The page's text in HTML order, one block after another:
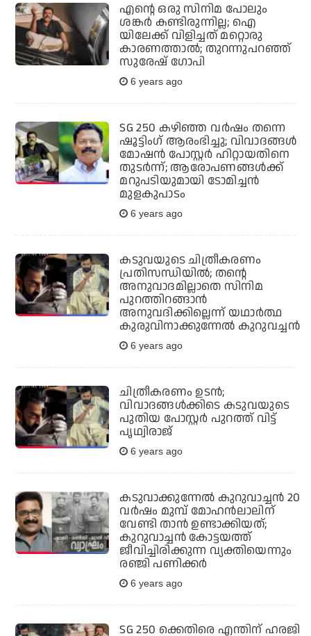
എന്റെ ഒരു സിനിമ പോലും
ശങ്കര്‍ കണ്ടിരുന്നില്ല; ഐ
യിലേക്ക് വിളിച്ചത് മറ്റൊരു
കാരണത്താല്‍; തുറന്നുപറഞ്ഞ്
സുരേഷ് ഗോപി
6 years ago
SG 250 കഴിഞ്ഞ വര്‍ഷം തന്നെ
ഷൂട്ടിംഗ് ആരംഭിച്ചു; വിവാദങ്ങള്‍
മോഷന്‍ പോസ്റ്റര്‍ ഹിറ്റായതിനെ
തുടര്‍ന്ന്; ആരോപണങ്ങള്‍ക്ക്
മറുപടിയുമായി ടോമിച്ചന്‍
മുളകുപാടം
6 years ago
കടുവയുടെ ചിത്രീകരണം
പ്രതിസന്ധിയില്‍; തന്റെ
അനുവാദമില്ലാതെ സിനിമ
പുറത്തിറങ്ങാന്‍
അനുവദിക്കില്ലെന്ന് യഥാര്‍ത്ഥ
കുരുവിനാക്കുന്നേല്‍ കുറുവച്ചന്‍
6 years ago
ചിത്രീകരണം ഉടന്‍;
വിവാദങ്ങള്‍ക്കിടെ കടുവയുടെ
പുതിയ പോസ്റ്റര്‍ പുറത്ത് വിട്ട്
പൃഥ്വിരാജ്
6 years ago
കടുവാക്കുന്നേല്‍ കുറുവാച്ചന്‍ 20
വര്‍ഷം മുമ്പ് മോഹന്‍ലാലിന്
വേണ്ടി താന്‍ ഉണ്ടാക്കിയത്;
കുറുവാച്ചന്‍ കോട്ടയത്ത്
ജീവിച്ചിരിക്കുന്ന വ്യക്തിയെന്നും
രഞ്ജി പണിക്കര്‍
6 years ago
SG 250 ക്കെതിരെ എന്തിന് ഹരജി